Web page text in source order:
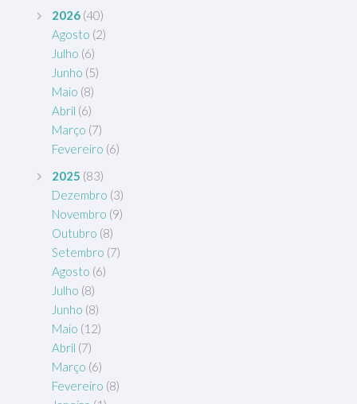
2026 (40)
Agosto (2)
Julho (6)
Junho (5)
Maio (8)
Abril (6)
Março (7)
Fevereiro (6)
2025 (83)
Dezembro (3)
Novembro (9)
Outubro (8)
Setembro (7)
Agosto (6)
Julho (8)
Junho (8)
Maio (12)
Abril (7)
Março (6)
Fevereiro (8)